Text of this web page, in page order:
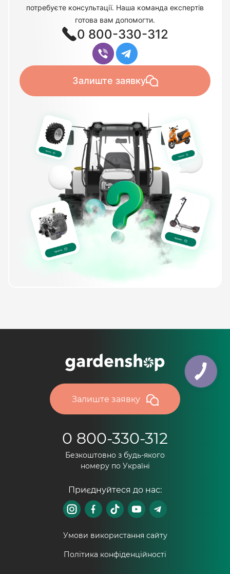
потребуєте консультації. Наша команда експертів
готова вам допомогти.
0 800-330-312
Залиште заявку
Залиште заявку
0 800-330-312
Безкоштовно з будь-якого
номеру по Україні
Приєднуйтеся до нас:
Умови використання сайту
Політика конфіденційності